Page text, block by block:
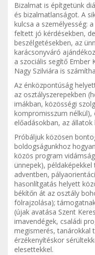
Bizalmat is építgetünk
és bizalmatlanságot. A
kulcsa a személyesség:
feltett jó kérdésekben,
beszélgetésekben, az
karácsonyváró
a szociális segítő Ember
Nagy Szilviára is
Az énközpontúság
az osztályszerepekben
imákban, közösségi
kompromisszum nélkül),
előadásokban, az
Próbáljuk közösen
boldogságunkhoz
közös program
ünnepek),
adventben,
hasonlítgatás helyett
békítőn át az osztály
fölrajzolása);
(újak avatása Szent
imavendégek, családi
megismerés, tanárokkal
érzékenyítéskor
elesettekkel.